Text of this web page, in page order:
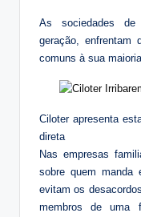
As sociedades
geração, enfrentam
comuns à sua
Ciloter apresenta
direta
Nas empresas
sobre quem manda
evitam os
membros de uma